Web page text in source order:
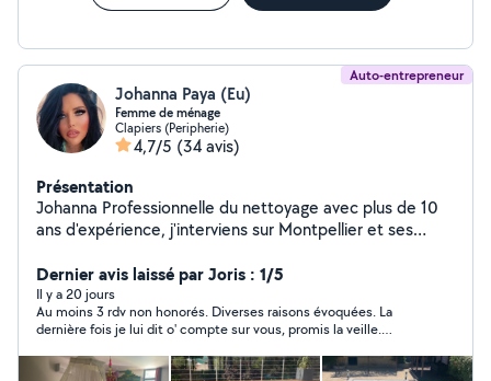
Auto-entrepreneur
Johanna Paya (Eu)
Femme de ménage
Clapiers (Peripherie)
4,7/5 (34 avis)
Présentation
Johanna Professionnelle du nettoyage avec plus de 10
ans d'expérience, j'interviens sur Montpellier et ses
particuliers et de professionnels. Expérience
professionnelle solide J'interviens actuellement dans
des bureaux sur Montpellier ainsi que dans un cabinet
dentaire, et j'ai l'habitude de travailler en cabinets
médicaux, où rigueur, hygiène et discrétion sont
Dernier avis laissé par Joris : 1/5
Il y a 20 jours
Au moins 3 rdv non honorés. Diverses raisons évoquées. La
dernière fois je lui dit o' compte sur vous, promis la veille.